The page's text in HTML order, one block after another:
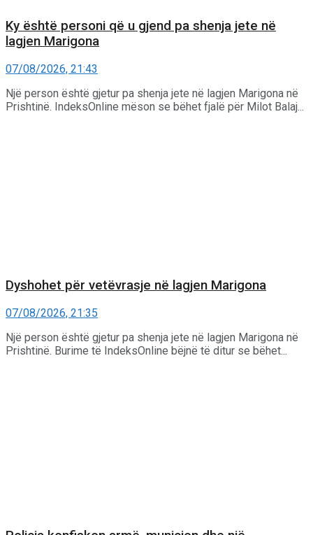
Ky është personi që u gjend pa shenja jete në
lagjen Marigona
07/08/2026, 21:43
Një person është gjetur pa shenja jete në lagjen Marigona në
Prishtinë. IndeksOnline mëson se bëhet fjalë për Milot Balaj...
Dyshohet për vetëvrasje në lagjen Marigona
07/08/2026, 21:35
Një person është gjetur pa shenja jete në lagjen Marigona në
Prishtinë. Burime të IndeksOnline bëjnë të ditur se bëhet...